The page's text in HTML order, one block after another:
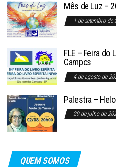
Mês de Luz –
1 de setembro de
FLE – Feira do
Campos
4 de agosto de
Palestra –
29 de julho de
QUEM SOMOS